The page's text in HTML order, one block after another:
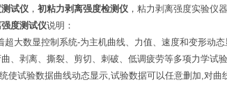
试仪 ， 初粘力剥离强度检测仪 ，粘力剥离强度实验仪
度测试仪说明：
超大数显控制系统-为主机曲线、力值、速度和变形动
、剥离、撕裂、剪切、刺破、低调疲劳等多项力学
使试验数据曲线动态显示,试验数据可以任意删加,对